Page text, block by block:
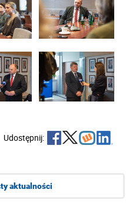
Udostępnij:
aktualności